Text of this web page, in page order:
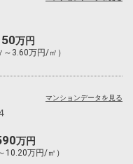
万円
～3.60万円/㎡）
万円
10.20万円/㎡）
マンションデータを見る